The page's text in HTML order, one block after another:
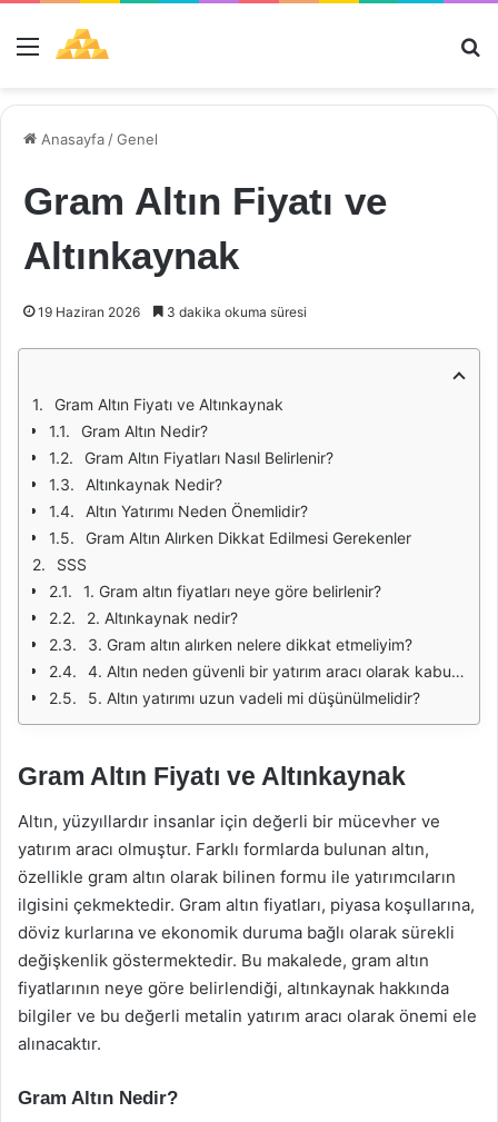
Menü
Anasayfa /Genel
Gram Altın Fiyatı ve
Altınkaynak
19 Haziran 2026 3 dakika okuma süresi
Gram Altın Fiyatı ve Altınkaynak
Gram Altın Nedir?
Gram Altın Fiyatları Nasıl Belirlenir?
Altınkaynak Nedir?
Altın Yatırımı Neden Önemlidir?
Gram Altın Alırken Dikkat Edilmesi Gerekenler
SSS
1. Gram altın fiyatları neye göre belirlenir?
2. Altınkaynak nedir?
3. Gram altın alırken nelere dikkat etmeliyim?
4. Altın neden güvenli bir yatırım aracı olarak kabul edilir?
5. Altın yatırımı uzun vadeli mi düşünülmelidir?
Gram Altın Fiyatı ve Altınkaynak
Altın, yüzyıllardır insanlar için değerli bir mücevher ve
yatırım aracı olmuştur. Farklı formlarda bulunan altın,
özellikle gram altın olarak bilinen formu ile yatırımcıların
ilgisini çekmektedir. Gram altın fiyatları, piyasa koşullarına,
döviz kurlarına ve ekonomik duruma bağlı olarak sürekli
değişkenlik göstermektedir. Bu makalede, gram altın
fiyatlarının neye göre belirlendiği, altınkaynak hakkında
bilgiler ve bu değerli metalin yatırım aracı olarak önemi ele
alınacaktır.
Gram Altın Nedir?